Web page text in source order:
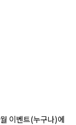
월 이벤트(누구나)에